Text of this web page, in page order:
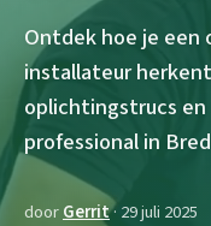
Ontdek hoe je een
installateur
oplichtingstrucs
professional in
doorGerrit· 29 juli 2025